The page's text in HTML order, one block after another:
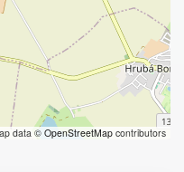
data © OpenStreetMap contributors